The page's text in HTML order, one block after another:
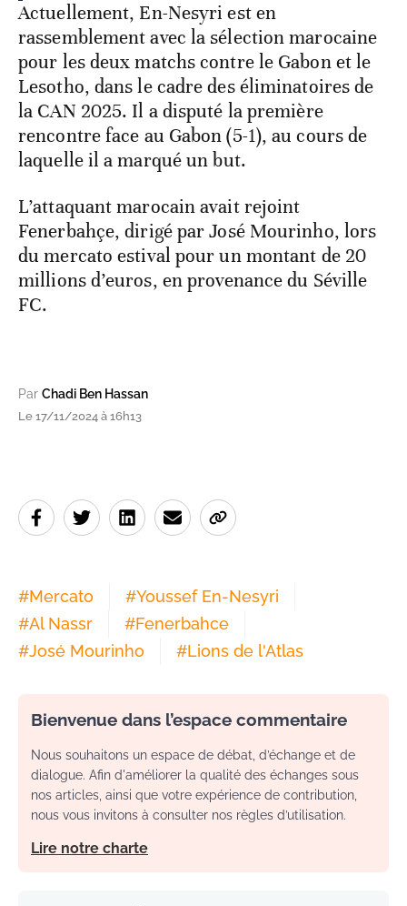
Actuellement, En-Nesyri est en
rassemblement avec la sélection marocaine
pour les deux matchs contre le Gabon et le
Lesotho, dans le cadre des éliminatoires de
la CAN 2025. Il a disputé la première
rencontre face au Gabon (5-1), au cours de
laquelle il a marqué un but.
L’attaquant marocain avait rejoint
Fenerbahçe, dirigé par José Mourinho, lors
du mercato estival pour un montant de 20
millions d’euros, en provenance du Séville
FC.
Par Chadi Ben Hassan
Le 17/11/2024 à 16h13
#Mercato #Youssef En-Nesyri
#Al Nassr #Fenerbahce
#José Mourinho #Lions de l'Atlas
Bienvenue dans l’espace commentaire
Nous souhaitons un espace de débat, d’échange et de
dialogue. Afin d'améliorer la qualité des échanges sous
nos articles, ainsi que votre expérience de contribution,
nous vous invitons à consulter nos règles d’utilisation.
Lire notre charte